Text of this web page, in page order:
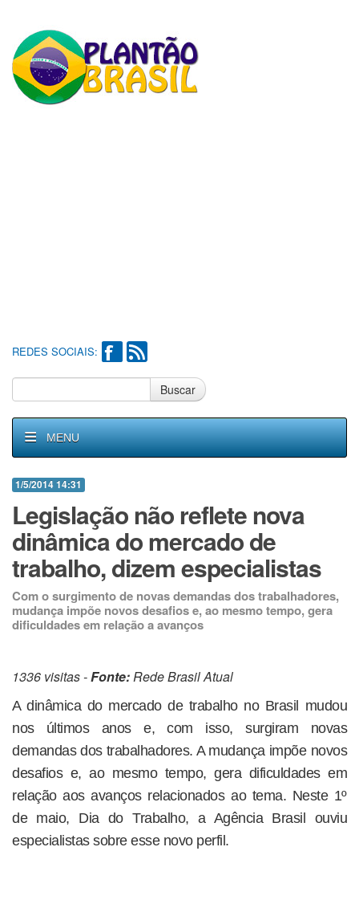
REDES SOCIAIS:
Buscar
MENU
1/5/2014 14:31
Legislação não reflete nova
dinâmica do mercado de
trabalho, dizem especialistas
Com o surgimento de novas demandas dos trabalhadores,
mudança impõe novos desafios e, ao mesmo tempo, gera
dificuldades em relação a avanços
1336 visitas -Fonte:Rede Brasil Atual
A dinâmica do mercado de trabalho no Brasil mudou
nos últimos anos e, com isso, surgiram novas
demandas dos trabalhadores. A mudança impõe novos
desafios e, ao mesmo tempo, gera dificuldades em
relação aos avanços relacionados ao tema. Neste 1º
de maio, Dia do Trabalho, a Agência Brasil ouviu
especialistas sobre esse novo perfil.